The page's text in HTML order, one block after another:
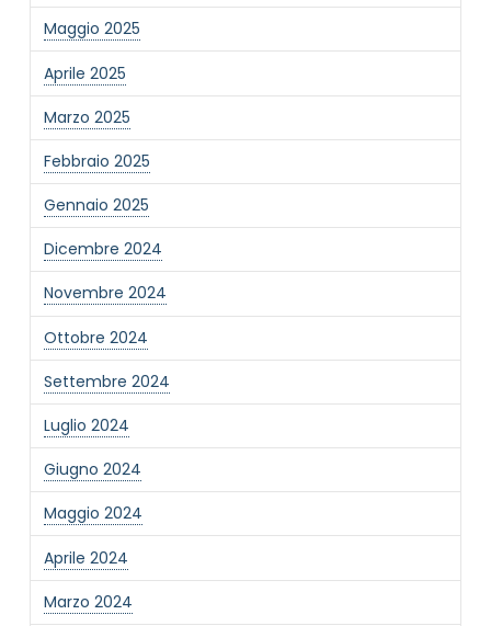
Maggio 2025
Aprile 2025
Marzo 2025
Febbraio 2025
Gennaio 2025
Dicembre 2024
Novembre 2024
Ottobre 2024
Settembre 2024
Luglio 2024
Giugno 2024
Maggio 2024
Aprile 2024
Marzo 2024